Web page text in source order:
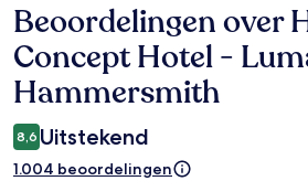
Beoordelingen
Beoordelingen over
Concept Hotel -
Hammersmith
8,6 Uitstekend
1.004 beoordelingen